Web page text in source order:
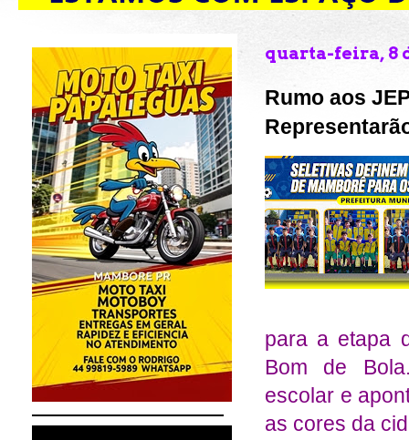
quarta-feira, 8
Rumo aos
para a etapa
Bom de
escolar e
as cores da